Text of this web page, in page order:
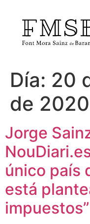
Inicio
Font Mora Sainz
Equipo
Servicios
Noticias
Día: 20
de 2020
Jorge
único país
está
impuestos”